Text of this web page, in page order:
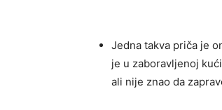
Jedna takva priča je
je u zaboravljenoj
ali nije znao da